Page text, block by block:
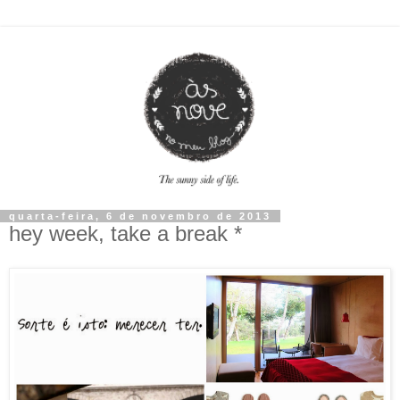
quarta-feira, 6 de novembro de 2013
hey week, take a break *